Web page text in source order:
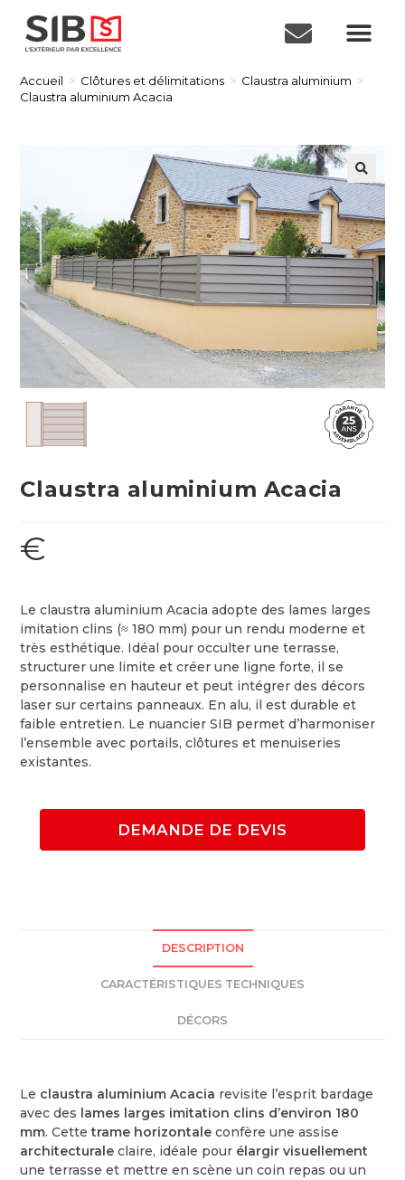
Accueil > Clôtures et délimitations > Claustra aluminium >
Claustra aluminium Acacia
🔍
Claustra aluminium Acacia
€
Le claustra aluminium Acacia adopte des lames larges
imitation clins (≈ 180 mm) pour un rendu moderne et
très esthétique. Idéal pour occulter une terrasse,
structurer une limite et créer une ligne forte, il se
personnalise en hauteur et peut intégrer des décors
laser sur certains panneaux. En alu, il est durable et
faible entretien. Le nuancier SIB permet d’harmoniser
l’ensemble avec portails, clôtures et menuiseries
existantes.
DEMANDE DE DEVIS
DESCRIPTION
CARACTÉRISTIQUES TECHNIQUES
DÉCORS
Le claustra aluminium Acacia revisite l’esprit bardage
avec des lames larges imitation clins d’environ 180
mm. Cettetrame horizontale confère une assise
architecturale claire, idéale pour élargir visuellement
une terrasse et mettre en scène un coin repas ou un